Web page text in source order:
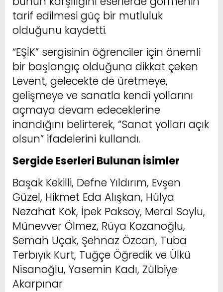
tarif edilmesi güç bir mutluluk
olduğunu kaydetti.
“EŞİK” sergisinin öğrenciler için önemli
bir başlangıç olduğuna dikkat çeken
Levent, gelecekte de üretmeye,
gelişmeye ve sanatla kendi yollarını
açmaya devam edeceklerine
inandığını belirterek, “Sanat yolları açık
olsun” ifadelerini kullandı.
Sergide Eserleri Bulunan İsimler
Başak Kekilli, Defne Yıldırım, Evşen
Güzel, Hikmet Eda Alışkan, Hülya
Nezahat Kök, İpek Paksoy, Meral Soylu,
Münevver Ölmez, Rüya Kozanoğlu,
Semah Uçak, Şehnaz Özcan, Tuba
Terbıyık Kurt, Tuğçe Öğredik ve Ülkü
Nisanoğlu, Yasemin Kadı, Zülbiye
Akarpınar